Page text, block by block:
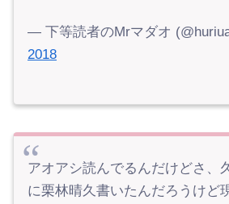
— 下等読者のMrマダオ
2018
アオアシ読んでるんだけどさ、
に栗林晴久書いたんだろうけど